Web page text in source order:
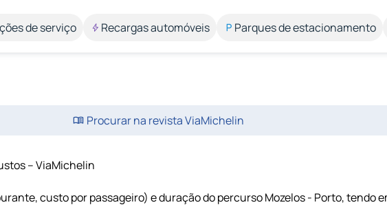
de serviço Recargas automóveis Parques de estacionamento
Procurar na revista ViaMichelin
– ViaMichelin
custo por passageiro) e duração do percurso Mozelos - Porto, tendo